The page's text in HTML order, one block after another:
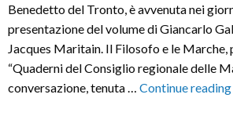
Benedetto del Tronto, è avvenuta nei
presentazione del volume di Giancarlo
Jacques Maritain. Il Filosofo e le
“Quaderni del Consiglio regionale delle
conversazione, tenuta … Continue reading